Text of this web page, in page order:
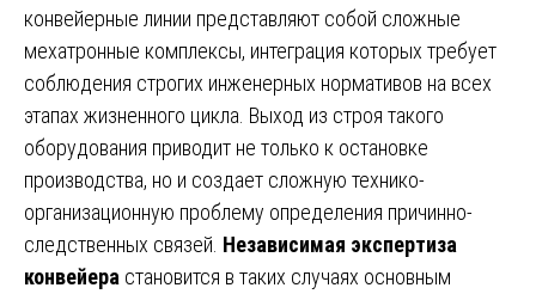
конвейерные линии представляют собой сложные
мехатронные комплексы, интеграция которых требует
соблюдения строгих инженерных нормативов на всех
этапах жизненного цикла. Выход из строя такого
оборудования приводит не только к остановке
производства, но и создает сложную технико-
организационную проблему определения причинно-
следственных связей. Независимая экспертиза
конвейера становится в таких случаях основным